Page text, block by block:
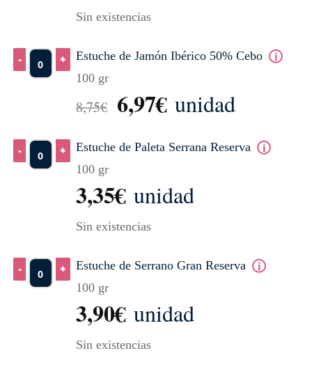
Sin existencias
Estuche de Jamón Ibérico 50% Cebo
100 gr
8,75€ El precio original era:
8,75€.
6,97€El precio actual
unidad
Estuche de Jamón Ibérico 50% Cebo cantidad
Estuche de Paleta Serrana Reserva
100 gr
3,35€ unidad
Sin existencias
Estuche de Paleta Serrana Reserva cantidad
Estuche de Serrano Gran Reserva
100 gr
3,90€ unidad
Sin existencias
Estuche de Serrano Gran Reserva cantidad